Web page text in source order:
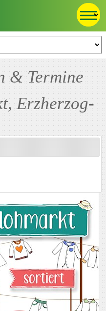
& Termine
Erzherzog-